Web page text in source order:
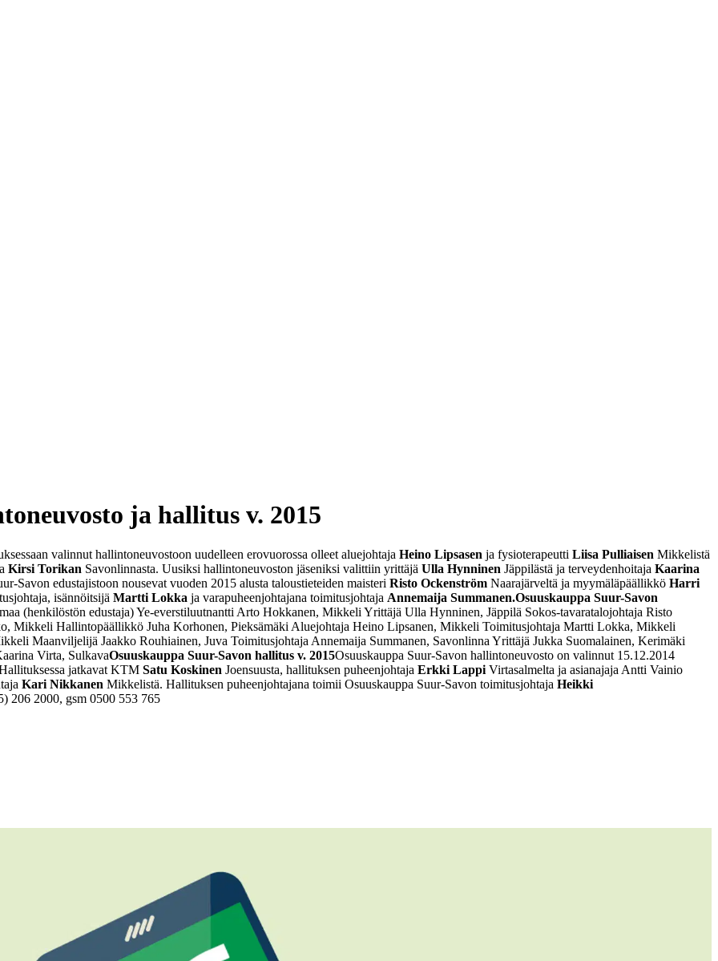
ja hallitus v. 2015
valinnut hallinto­neuvostoon uudelleen erovuorossa olleet aluejohtaja Heino Lipsasen ja fysioterapeutti Liisa Pulliaisen Mikkelistä
Kirsi Torikan Savonlinnasta. Uusiksi hallintoneuvoston jäseniksi valittiin yrittäjä Ulla Hynninen Jäppilästä ja terveydenhoitaja Kaarina
Savon edustajistoon nousevat vuoden 2015 alusta taloustieteiden maisteri Risto Ockenström Naarajärveltä ja myymäläpäällikkö Harri
isännöitsijä Martti Lokka ja varapuheenjohtajana toimitusjohtaja Annemaija Summanen.Osuuskauppa Suur-Savon
(henkilöstön edustaja)Ye-everstiluutnantti Arto Hokkanen, Mikkeli Yrittäjä Ulla Hynninen, Jäppilä Sokos-tavaratalojohtaja Risto
Mikkeli Hallintopäällikkö Juha Korhonen, Pieksämäki Aluejohtaja Heino Lipsanen, Mikkeli Toimitusjohtaja Martti Lokka, Mikkeli
Maanviljelijä Jaakko Rouhiainen, Juva Toimitusjohtaja Annemaija Summanen, Savonlinna Yrittäjä Jukka Suomalainen, Kerimäki
Virta, SulkavaOsuuskauppa Suur-Savon hallitus v. 2015Osuuskauppa Suur-Savon hallintoneuvosto on valinnut 15.12.2014
jatkavat KTM Satu Koskinen Joensuusta, hallituksen puheenjohtaja Erkki Lappi Virtasalmelta ja asianajaja Antti Vainio
Kari Nikkanen Mikkelistä. Hallituksen puheenjohtajana toimii Osuuskauppa Suur-Savon toimitusjohtaja Heikki
206 2000, gsm 0500 553 765